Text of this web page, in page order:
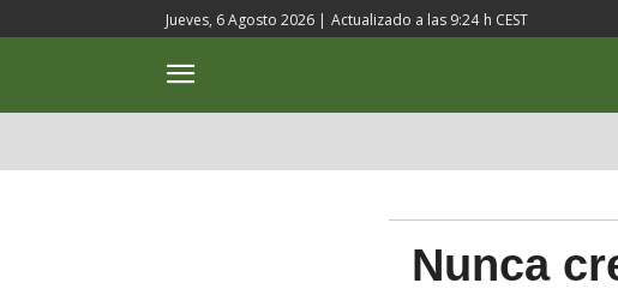
Jueves, 6 Agosto 2026 | Actualizado a las 9:24 h CEST
Nunca